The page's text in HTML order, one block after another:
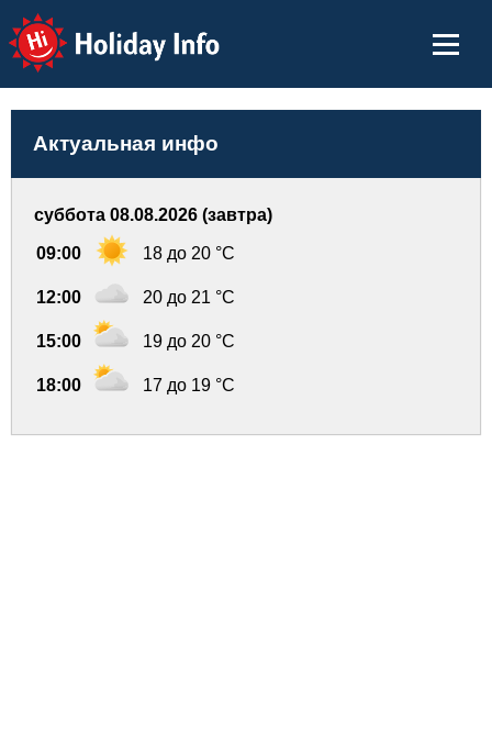
Holiday Info
Актуальная инфо
суббота 08.08.2026 (завтра)
09:00 18 до 20 °C
12:00 20 до 21 °C
15:00 19 до 20 °C
18:00 17 до 19 °C